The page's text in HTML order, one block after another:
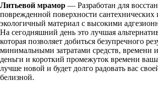
Литьевой мрамор — Разработан для
поврежденной поверхности сантехнических
экологичный материал с высокими
На сегодняшний день это лучшая
которая позволяет добиться безупречного
минимальными затратами средств, времени
деньги и короткий промежуток времени
лучше новой и будет долго радовать вас
белизной.